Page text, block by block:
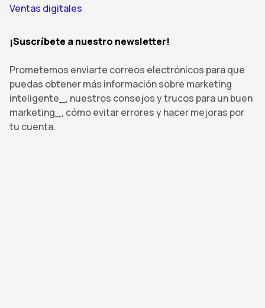
Ventas digitales
¡Suscríbete a nuestro newsletter!
Prometemos enviarte correos electrónicos para que
puedas obtener más información sobre marketing
inteligente_, nuestros consejos y trucos para un buen
marketing_, cómo evitar errores y hacer mejoras por
tu cuenta.